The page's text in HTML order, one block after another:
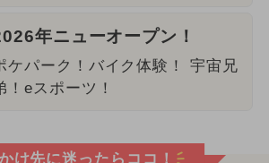
年ニューオープン！
ケパーク！バイク体験！ 宇宙兄
！eスポーツ！
け先に迷ったらココ！